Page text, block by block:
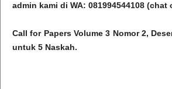
admin kami di WA: 081994544108 (chat
Call for Papers Volume 3 Nomor 2,
untuk 5 Naskah.